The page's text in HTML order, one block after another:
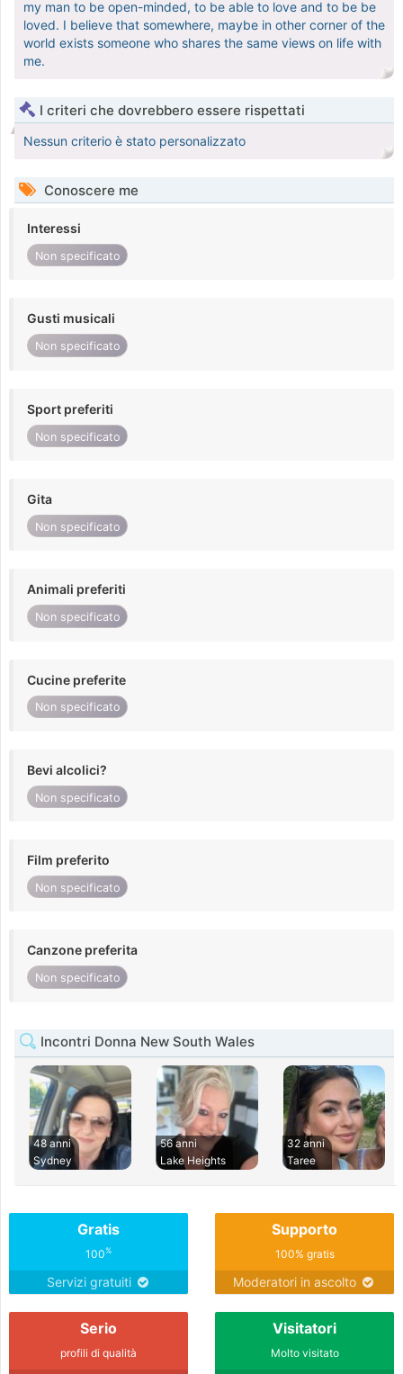
my man to be open-minded, to be able to love and to be be
loved. I believe that somewhere, maybe in other corner of the
world exists someone who shares the same views on life with
me.
I criteri che dovrebbero essere rispettati
Nessun criterio è stato personalizzato
Conoscere me
Interessi
Non specificato
Gusti musicali
Non specificato
Sport preferiti
Non specificato
Gita
Non specificato
Animali preferiti
Non specificato
Cucine preferite
Non specificato
Bevi alcolici?
Non specificato
Film preferito
Non specificato
Canzone preferita
Non specificato
Incontri Donna New South Wales
48 anni
Sydney
56 anni
Lake Heights
32 anni
Taree
Gratis
100%
Servizi gratuiti
Supporto
100% gratis
Moderatori in ascolto
Serio
profili di qualità
Visitatori
Molto visitato